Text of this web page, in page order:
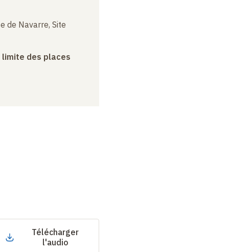
de Navarre, Site
limite des places
Télécharger
l'audio